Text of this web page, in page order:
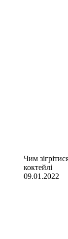
Чим
коктейлі
09.01.2022